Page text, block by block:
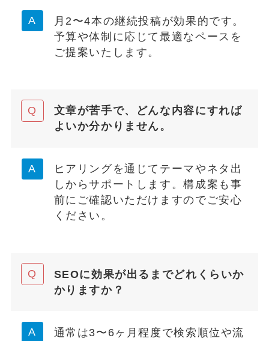
月2〜4本の継続投稿が効果的です。
予算や体制に応じて最適なペースを
ご提案いたします。
文章が苦手で、どんな内容にすれば
よいか分かりません。
ヒアリングを通じてテーマやネタ出
しからサポートします。構成案も事
前にご確認いただけますのでご安心
ください。
SEOに効果が出るまでどれくらいか
かりますか？
通常は3〜6ヶ月程度で検索順位や流